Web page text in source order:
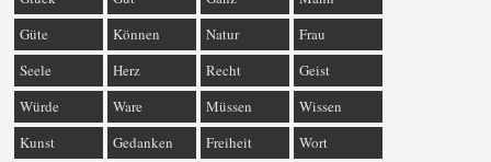
Güte
Können Natur
Frau
Seele
Herz Recht
Geist
Würde
Ware Müssen
Wissen
Kunst
Gedanken Freiheit
Wort